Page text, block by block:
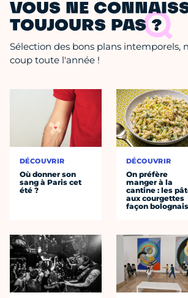
VOUS NE
TOUJOURS PAS ?
Sélection des bons plans intemporels,
coup toute l'année !
DÉCOUVRIR
Où donner son
sang à Paris cet
été ?
DÉCOUVRIR
On préfère
manger à la
cantine : les
aux courgettes
façon